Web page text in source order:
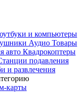
и компьютеры
Аудио Товары
авто Квадрокоптеры
подавления
и развлечения
карты